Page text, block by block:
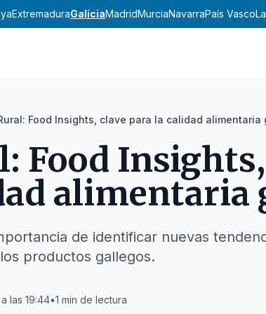
ExtremaduraGaliciaMadridMurciaNavarraPaís Vasco
Food Insights, clave para la calidad alimentaria
Food
alimentaria
de identificar nuevas
productos gallegos.
las 19:44•1 min de lectura